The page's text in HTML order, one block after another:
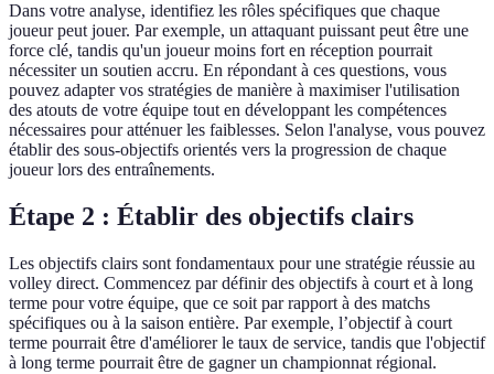
Dans votre analyse, identifiez les rôles spécifiques que chaque
joueur peut jouer. Par exemple, un attaquant puissant peut être une
force clé, tandis qu'un joueur moins fort en réception pourrait
nécessiter un soutien accru. En répondant à ces questions, vous
pouvez adapter vos stratégies de manière à maximiser l'utilisation
des atouts de votre équipe tout en développant les compétences
nécessaires pour atténuer les faiblesses. Selon l'analyse, vous pouvez
établir des sous-objectifs orientés vers la progression de chaque
joueur lors des entraînements.
Étape 2 : Établir des objectifs clairs
Les objectifs clairs sont fondamentaux pour une stratégie réussie au
volley direct. Commencez par définir des objectifs à court et à long
terme pour votre équipe, que ce soit par rapport à des matchs
spécifiques ou à la saison entière. Par exemple, l’objectif à court
terme pourrait être d'améliorer le taux de service, tandis que l'objectif
à long terme pourrait être de gagner un championnat régional.